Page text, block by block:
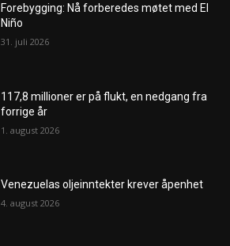
Forebygging: Nå forberedes møtet med El
Niño
31. juli 2026
117,8 millioner er på flukt, en nedgang fra
forrige år
1. august 2026
Venezuelas oljeinntekter krever åpenhet
4. august 2026